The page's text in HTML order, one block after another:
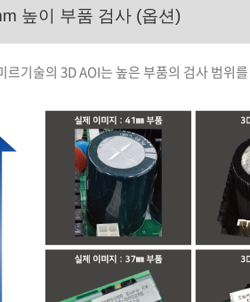
높이 부품 검사 (옵션)
기술의 3D AOI는 높은 부품의 검사 범위